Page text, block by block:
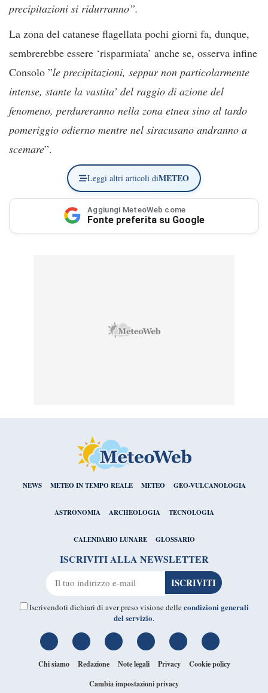
precipitazioni si ridurranno”.
La zona del catanese flagellata pochi giorni fa, dunque,
sembrerebbe essere ‘risparmiata’ anche se, osserva infine
Consolo ”le precipitazioni, seppur non particolarmente
intense, stante la vastita’ del raggio di azione del
fenomeno, perdureranno nella zona etnea sino al tardo
pomeriggio odierno mentre nel siracusano andranno a
scemare”.
Leggi altri articoli diMETEO
Aggiungi MeteoWeb come
Fonte preferita su Google
NEWS METEO IN TEMPO REALE METEO GEO-VULCANOLOGIA
ASTRONOMIA ARCHEOLOGIA TECNOLOGIA
CALENDARIO LUNARE GLOSSARIO
ISCRIVITI ALLA NEWSLETTER
Iscrivendoti dichiari di aver preso visione dellecondizioni generali
del servizio.
Chi siamo Redazione Note legali Privacy
Cookie policy
Cambia impostazioni privacy